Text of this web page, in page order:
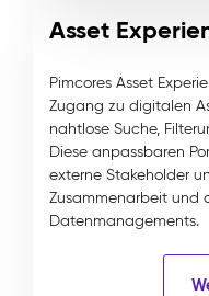
Asset
Pimcores Asset
Zugang zu digitalen
nahtlose Suche,
Diese anpassbaren
externe Stakeholder
Zusammenarbeit und
Datenmanagements.